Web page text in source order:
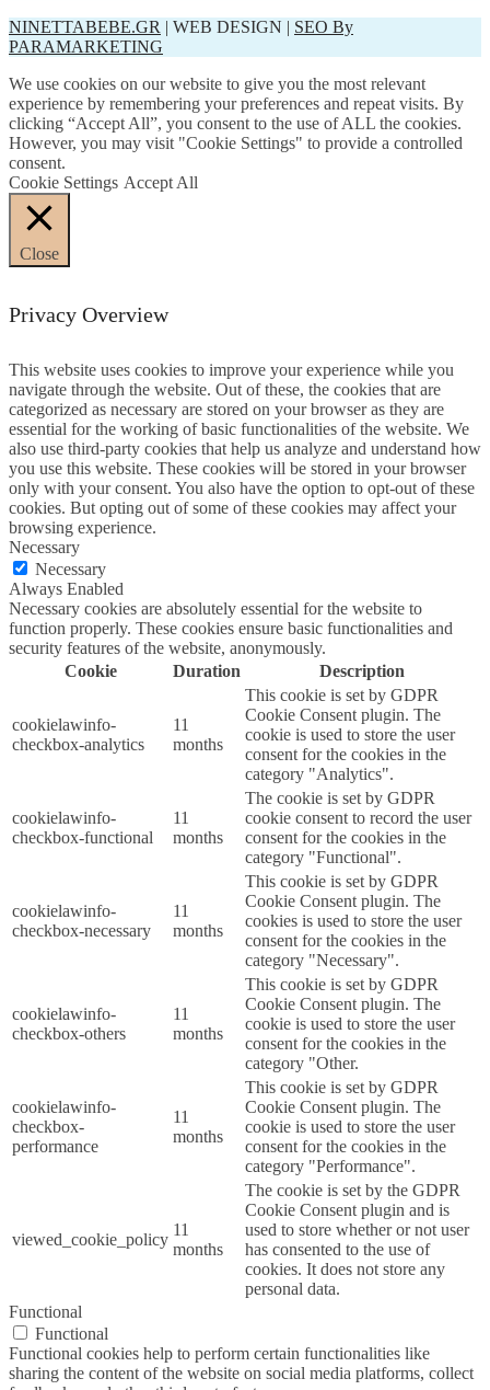
NINETTABEBE.GR | WEB DESIGN | SEO By
PARAMARKETING
We use cookies on our website to give you the most relevant
experience by remembering your preferences and repeat visits. By
clicking “Accept All”, you consent to the use of ALL the cookies.
However, you may visit "Cookie Settings" to provide a controlled
consent.
Cookie Settings Accept All
Close
Privacy Overview
This website uses cookies to improve your experience while you
navigate through the website. Out of these, the cookies that are
categorized as necessary are stored on your browser as they are
essential for the working of basic functionalities of the website. We
also use third-party cookies that help us analyze and understand how
you use this website. These cookies will be stored in your browser
only with your consent. You also have the option to opt-out of these
cookies. But opting out of some of these cookies may affect your
browsing experience.
Necessary
Necessary
Always Enabled
Necessary cookies are absolutely essential for the website to
function properly. These cookies ensure basic functionalities and
security features of the website, anonymously.
Cookie
Duration Description
cookielawinfo-
checkbox-analytics
11
months
This cookie is set by GDPR
Cookie Consent plugin. The
cookie is used to store the user
consent for the cookies in the
category "Analytics".
cookielawinfo-
checkbox-functional
11
months
The cookie is set by GDPR
cookie consent to record the user
consent for the cookies in the
category "Functional".
cookielawinfo-
checkbox-necessary
11
months
This cookie is set by GDPR
Cookie Consent plugin. The
cookies is used to store the user
consent for the cookies in the
category "Necessary".
cookielawinfo-
checkbox-others
11
months
This cookie is set by GDPR
Cookie Consent plugin. The
cookie is used to store the user
consent for the cookies in the
category "Other.
cookielawinfo-
checkbox-
performance
11
months
This cookie is set by GDPR
Cookie Consent plugin. The
cookie is used to store the user
consent for the cookies in the
category "Performance".
viewed_cookie_policy
11
months
The cookie is set by the GDPR
Cookie Consent plugin and is
used to store whether or not user
has consented to the use of
cookies. It does not store any
personal data.
Functional
Functional
Functional cookies help to perform certain functionalities like
sharing the content of the website on social media platforms, collect